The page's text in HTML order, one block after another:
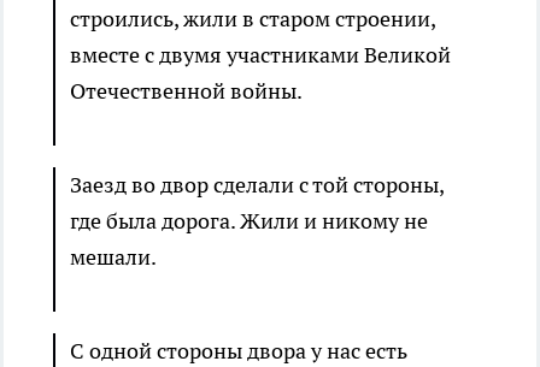
строились, жили в старом строении,
вместе с двумя участниками Великой
Отечественной войны.
Заезд во двор сделали с той стороны,
где была дорога. Жили и никому не
мешали.
С одной стороны двора у нас есть